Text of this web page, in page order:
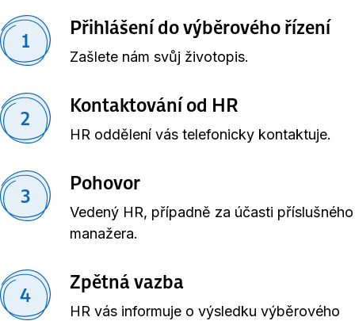
1
Přihlášení do výběrového řízení
Zašlete nám svůj životopis.
2
Kontaktování od HR
HR oddělení vás telefonicky kontaktuje.
3
Pohovor
Vedený HR, případně za účasti příslušného
manažera.
4
Zpětná vazba
HR vás informuje o výsledku výběrového